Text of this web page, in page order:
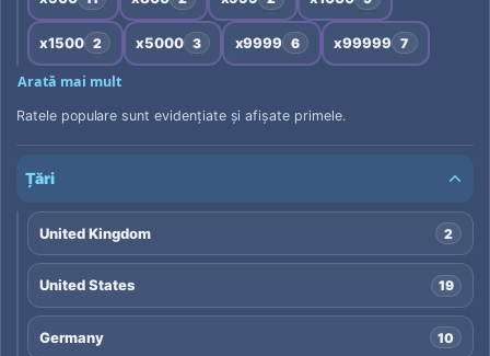
x1500 2 x5000 3 x9999 6 x99999 7
Arată mai mult
Ratele populare sunt evidențiate și afișate primele.
Țări
United Kingdom 2
United States 19
Germany 10